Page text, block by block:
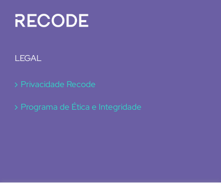
LEGAL
Privacidade Recode
Programa de Ética e Integridade